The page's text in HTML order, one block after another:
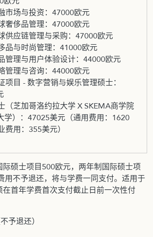
市场与投资：47000欧元
奢侈品管理：47000欧元
供应链管理与采购：47000欧元
品与时尚管理：41000欧元
管理与用户体验设计：44000欧元
管理与咨询：44000欧元
项目 - 数字营销与娱乐管理硕士：
（芝加哥洛约拉大学 X SKEMA商学院
学）：47025美元（通用费用：1620
费用：355美元）
硕士项目500欧元，两年制国际硕士项
用不予退还，将与学费一同支付。适用于
首年学费首次支付截止日前一次性付
予退还）